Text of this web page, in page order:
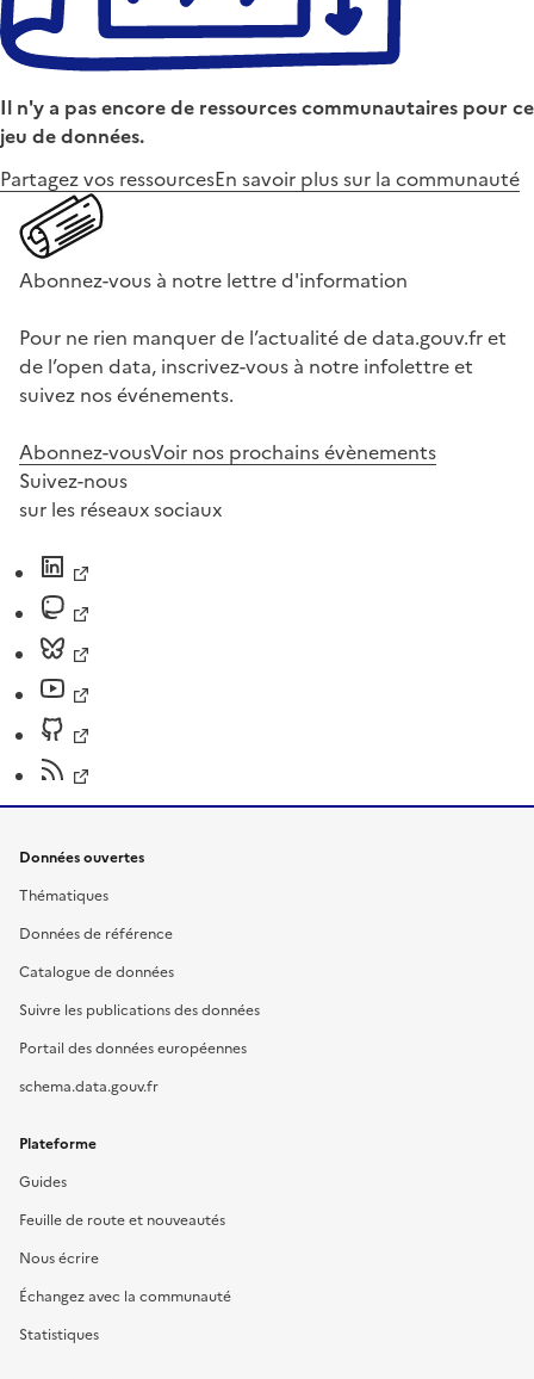
Il n'y a pas encore de ressources communautaires pour ce
jeu de données.
Partagez vos ressourcesEn savoir plus sur la communauté
Abonnez-vous à notre lettre d'information
Pour ne rien manquer de l’actualité de data.gouv.fr et
de l’open data, inscrivez-vous à notre infolettre et
suivez nos événements.
Abonnez-vousVoir nos prochains évènements
Suivez-nous
sur les réseaux sociaux
Données ouvertes
Thématiques
Données de référence
Catalogue de données
Suivre les publications des données
Portail des données européennes
schema.data.gouv.fr
Plateforme
Guides
Feuille de route et nouveautés
Nous écrire
Échangez avec la communauté
Statistiques